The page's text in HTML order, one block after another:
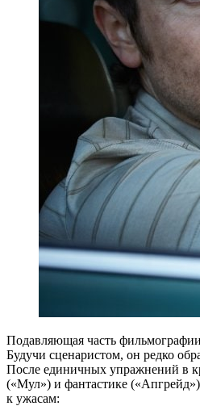
Подавляющая часть
Будучи сценаристом, он редко
После единичных упражнений в
(«Мул») и фантастике
к ужасам: